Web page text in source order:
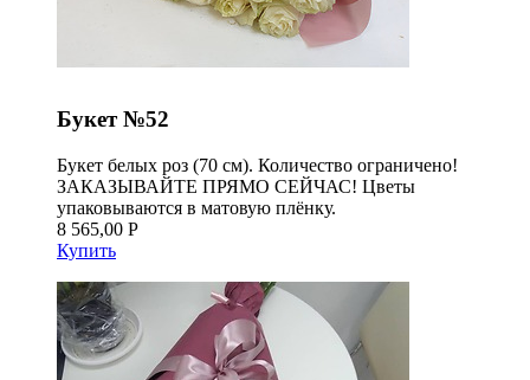
Букет №52
Букет белых роз (70 см). Количество ограничено!
ЗАКАЗЫВАЙТЕ ПРЯМО СЕЙЧАС! Цветы
упаковываются в матовую плёнку.
8 565,00 Р
Купить